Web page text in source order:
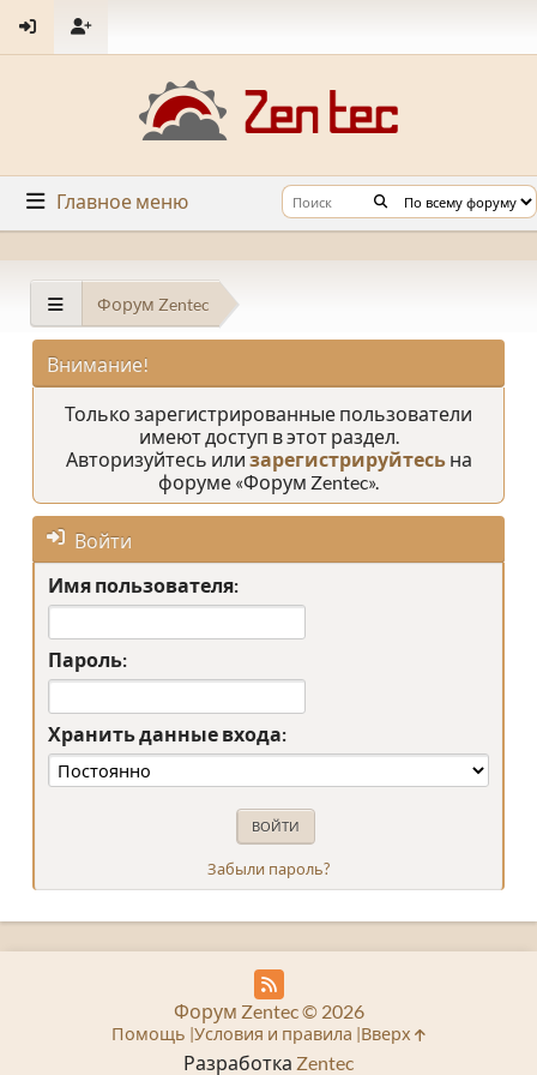
Главное меню
Форум Zentec
Внимание!
Только зарегистрированные пользователи
имеют доступ в этот раздел.
Авторизуйтесь или зарегистрируйтесьна
форуме «Форум Zentec».
Войти
Имя пользователя:
Пароль:
Хранить данные входа:
Забыли пароль?
Разработка Zentec
Форум Zentec © 2026
Помощь Условия и правила Вверх